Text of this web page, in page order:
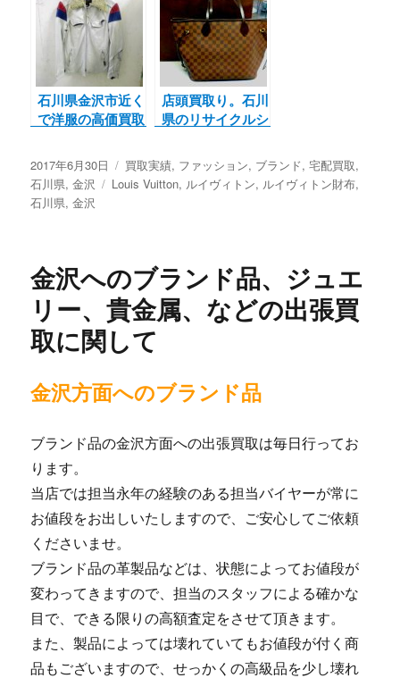
せて頂きました。
宅配買取実績
石川県金沢市近く
で洋服の高価買取
くさん街道市場、
小松本店。白山
市、小松市、能美
市、加賀市、野々
店頭買取り。石川
県のリサイクルシ
K 小松店
投
稿
日:
2017年6月30日
カ
テ
買取実績, ファッション, ブランド,宅配買取,
石川県,金沢
タ
Louis Vuitton, ルイヴィトン, ルイヴィトン財布,
石川県,金沢
金沢へのブランド品、ジュエ
リー、貴金属、などの出張買
取に関して
金沢方面へのブランド品
ブランド品の金沢方面への出張買取は毎日行ってお
ります。
当店では担当永年の経験のある担当バイヤーが常に
お値段をお出しいたしますので、ご安心してご依頼
くださいませ。
ブランド品の革製品などは、状態によってお値段が
変わってきますので、担当のスタッフによる確かな
目で、できる限りの高額査定をさせて頂きます。
また、製品によっては壊れていてもお値段が付く商
品もございますので、せっかくの高級品を少し壊れ